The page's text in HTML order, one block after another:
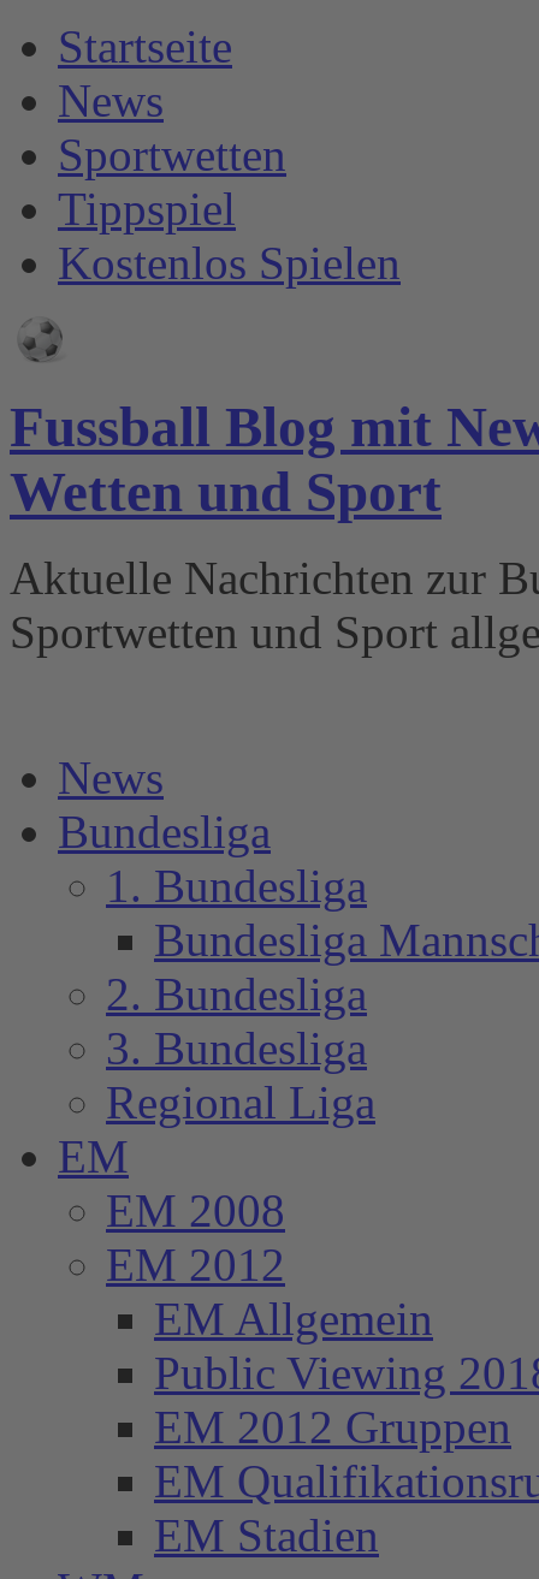
Startseite
News
Sportwetten
Tippspiel
Kostenlos Spielen
Fussball Blog mit
Wetten und Sport
Aktuelle Nachrichten zur
Sportwetten und Sport
News
Bundesliga
1. Bundesliga
Bundesliga
2. Bundesliga
3. Bundesliga
Regional Liga
EM
EM 2008
EM 2012
EM Allgemein
Public Viewing
EM 2012 Gruppen
EM
EM Stadien